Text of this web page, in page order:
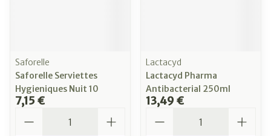
Saforelle
Saforelle Serviettes
Hygieniques Nuit 10
7,15 €
Lactacyd
Lactacyd Pharma
Antibacterial 250ml
13,49 €